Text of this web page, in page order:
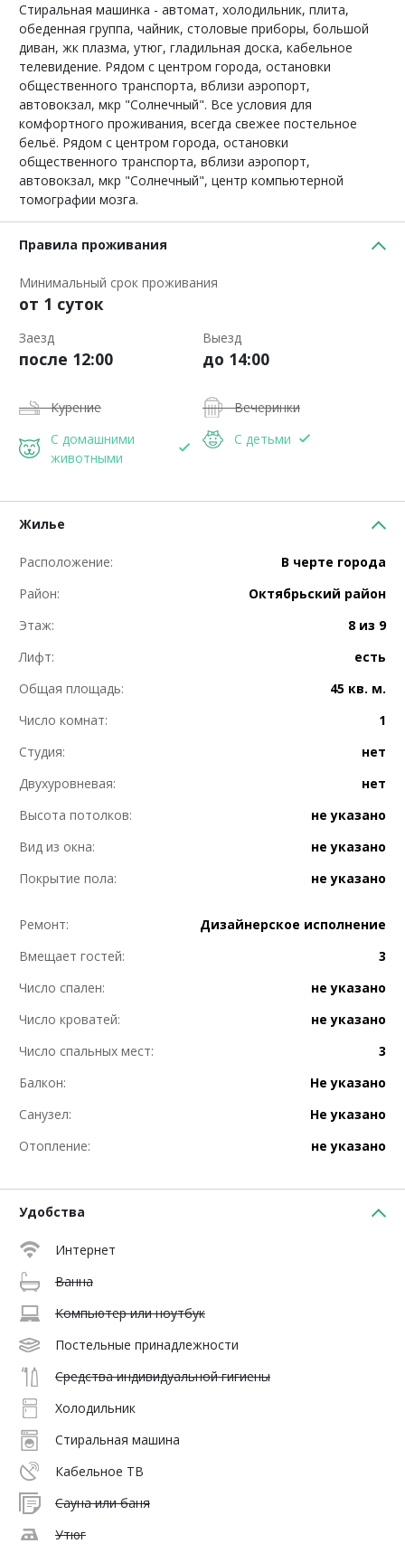
Стиральная машинка - автомат, холодильник, плита,
обеденная группа, чайник, столовые приборы, большой
диван, жк плазма, утюг, гладильная доска, кабельное
телевидение. Рядом с центром города, остановки
общественного транспорта, вблизи аэропорт,
автовокзал, мкр "Солнечный". Все условия для
комфортного проживания, всегда свежее постельное
бельё. Рядом с центром города, остановки
общественного транспорта, вблизи аэропорт,
автовокзал, мкр "Солнечный", центр компьютерной
томографии мозга.
Правила проживания
Минимальный срок проживания
от 1 суток
Заезд
после 12:00
Выезд
до 14:00
Курение
Вечеринки
С домашними
животными
С детьми
Жилье
Расположение:
В черте города
Район:
Октябрьский район
Этаж:
8 из 9
Лифт:
есть
Общая площадь:
45 кв. м.
Число комнат:
1
Студия:
нет
Двухуровневая:
нет
Высота потолков:
не указано
Вид из окна:
не указано
Покрытие пола:
не указано
Ремонт:
Дизайнерское исполнение
Вмещает гостей:
3
Число спален:
не указано
Число кроватей:
не указано
Число спальных мест:
3
Балкон:
Не указано
Санузел:
Не указано
Отопление:
не указано
Удобства
Интернет
Ванна
Компьютер или ноутбук
Постельные принадлежности
Средства индивидуальной гигиены
Холодильник
Стиральная машина
Кабельное ТВ
Сауна или баня
Утюг